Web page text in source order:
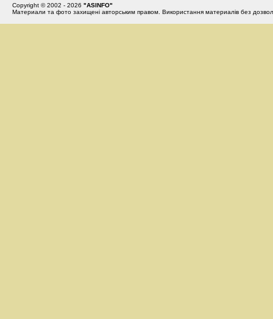
Copyright © 2002 - 2026 "ASINFO"
Материали та фото захищені авторським правом. Використання материалів без